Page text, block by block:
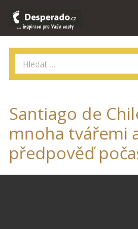
Santiago de
mnoha tvářemi
předpověď